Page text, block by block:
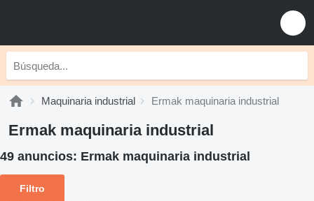
Maquinaria industrial Ermak maquinaria industrial
Ermak maquinaria industrial
49 anuncios: Ermak maquinaria industrial
Filtro